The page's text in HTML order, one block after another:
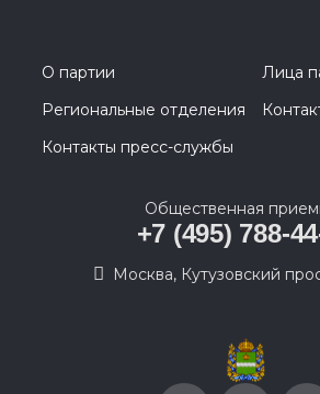
О партии
Лица
Региональные отделения
Контакты пресс-службы
Общественная
+7 (495) 788-
Москва, Кутузовский